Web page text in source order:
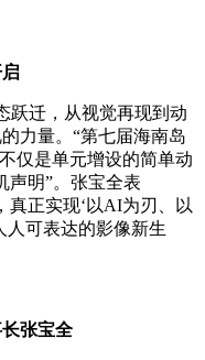
跃迁，从视觉再现到动
力量。“第七届海南岛
仅是单元增设的简单动
声明”。张宝全表
真正实现‘以AI为刃、以
人可表达的影像新生
张宝全